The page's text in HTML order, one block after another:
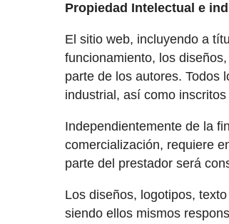
Propiedad Intelectual e
El sitio web, incluyendo a
funcionamiento, los
parte de los autores. Todos
industrial, así como
Independientemente de la
comercialización, requiere
parte del prestador será
Los diseños, logotipos,
siendo ellos mismos